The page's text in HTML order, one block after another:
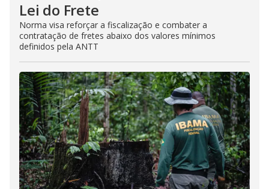
Lei do Frete
Norma visa reforçar a fiscalização e combater a
contratação de fretes abaixo dos valores mínimos
definidos pela ANTT